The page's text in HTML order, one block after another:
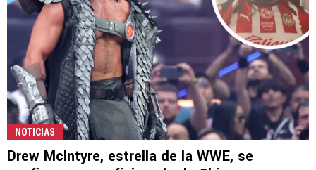
NOTICIAS
Drew McIntyre, estrella de la WWE, se